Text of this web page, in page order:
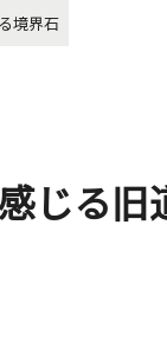
境界石
じる